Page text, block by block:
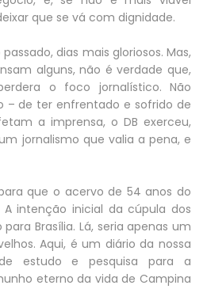
que se vá com dignidade.
dias mais gloriosos. Mas,
alguns, não é verdade que,
o foco jornalístico. Não
– de ter enfrentado e sofrido de
a imprensa, o DB exerceu,
jornalismo que valia a pena, e
que o acervo de 54 anos do
intenção inicial da cúpula dos
Brasília. Lá, seria apenas um
Aqui, é um diário da nossa
estudo e pesquisa para a
eterno da vida de Campina